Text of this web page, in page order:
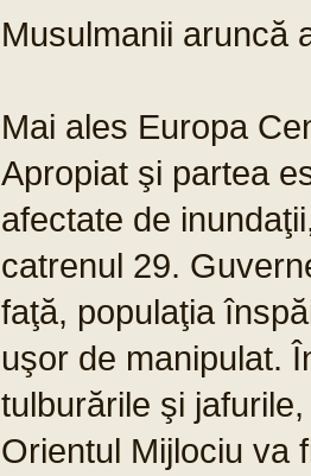
Musulmanii aruncă
Mai ales Europa
Apropiat şi partea
afectate de
catrenul 29.
faţă, populaţia
uşor de manipulat.
tulburările şi
Orientul Mijlociu va